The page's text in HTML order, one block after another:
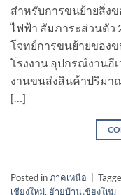
สำหรับการขนย้ายสิ่งข
ไฟฟ้า สัมภาระส่วนตัว
โจทย์การขนย้ายของ
โรงงาน อุปกรณ์งานอี
งานขนส่งสินค้าปริมา
[…]
Posted inภาคเหนือ
เชียงใหม่, ย้ายบ้านเชียงใหม่